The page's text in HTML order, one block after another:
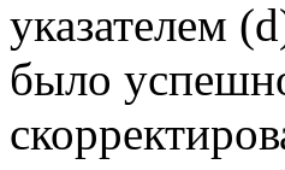
указателем
было